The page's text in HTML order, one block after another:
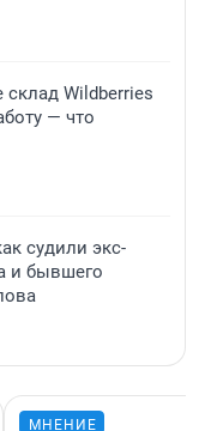
Wildberries
— что
судили экс-
и бывшего
МНЕНИЕ